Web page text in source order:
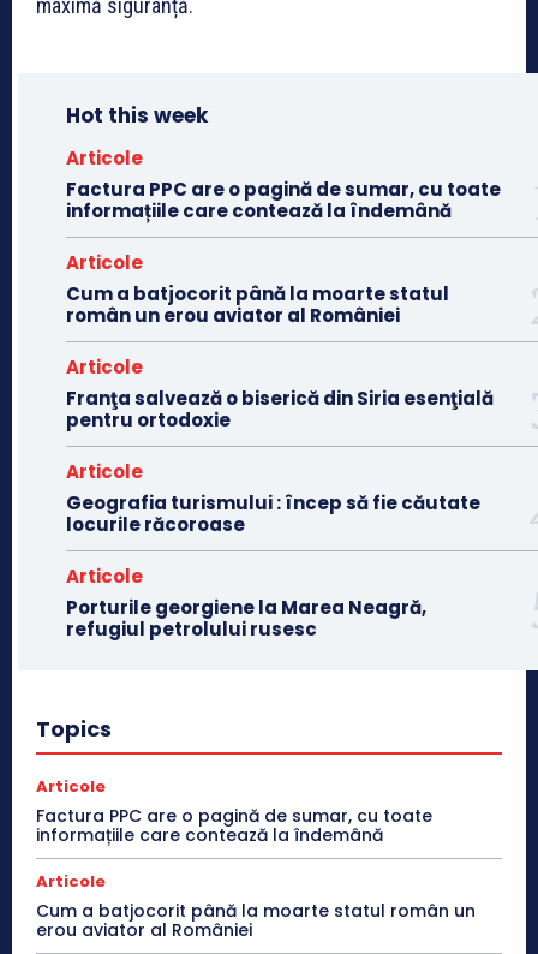
maximă siguranță.
Hot this week
Articole
Factura PPC are o pagină de sumar, cu toate
informațiile care contează la îndemână
Articole
Cum a batjocorit până la moarte statul
român un erou aviator al României
Articole
Franţa salvează o biserică din Siria esenţială
pentru ortodoxie
Articole
Geografia turismului : încep să fie căutate
locurile răcoroase
Articole
Porturile georgiene la Marea Neagră,
refugiul petrolului rusesc
Topics
Articole
Factura PPC are o pagină de sumar, cu toate
informațiile care contează la îndemână
Articole
Cum a batjocorit până la moarte statul român un
erou aviator al României